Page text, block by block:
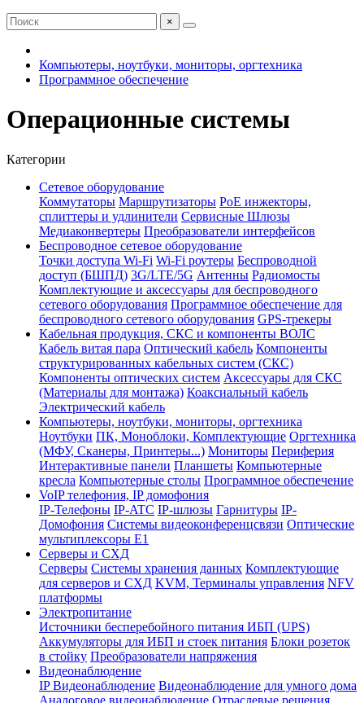
×
Компьютеры, ноутбуки, мониторы, оргтехника
Программное обеспечение
Операционные системы
Категории
Сетевое оборудование
Коммутаторы Маршрутизаторы PoE инжекторы,
сплиттеры и удлинители Сервисные Шлюзы
Медиаконвертеры Преобразователи интерфейсов
Беспроводное сетевое оборудование
Точки доступа Wi-Fi Wi-Fi роутеры Беспроводной
доступ (БШПД) 3G/LTE/5G Антенны Радиомосты
Комплектующие и аксессуары для беспроводного
сетевого оборудования Программное обеспечение для
беспроводного сетевого оборудования GPS-трекеры
Кабельная продукция, СКС и компоненты ВОЛС
Кабель витая пара Оптический кабель Компоненты
структурированных кабельных систем (СКС)
Компоненты оптических систем Аксессуары для СКС
(Материалы для монтажа) Коаксиальный кабель
Электрический кабель
Компьютеры, ноутбуки, мониторы, оргтехника
Ноутбуки ПК, Моноблоки, Комплектующие Оргтехника
(МФУ, Сканеры, Принтеры...) Мониторы Периферия
Интерактивные панели Планшеты Компьютерные
кресла Компьютерные столы Программное обеспечение
VoIP телефония, IP домофония
IP-Телефоны IP-ATC IP-шлюзы Гарнитуры IP-
Домофония Системы видеоконференцсвязи Оптические
мультиплексоры Е1
Серверы и СХД
Серверы Системы хранения данных Комплектующие
для серверов и СХД KVM, Терминалы управления NFV
платформы
Электропитание
Источники бесперебойного питания ИБП (UPS)
Аккумуляторы для ИБП и стоек питания Блоки розеток
в стойку Преобразователи напряжения
Видеонаблюдение
IP Видеонаблюдение Видеонаблюдение для умного дома
Аналоговое видеонаблюдение Отраслевые решения